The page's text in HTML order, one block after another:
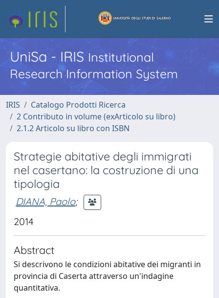
UniSa - IRISInstitutional
Research Information System
IRIS
Catalogo Prodotti Ricerca
2 Contributo in volume (exArticolo su libro)
2.1.2 Articolo su libro con ISBN
Strategie abitative degli immigrati
nel casertano: la costruzione di una
tipologia
DIANA, Paolo;
2014
Abstract
Si descrivono le condizioni abitative dei migranti in
provincia di Caserta attraverso un'indagine
quantitativa.